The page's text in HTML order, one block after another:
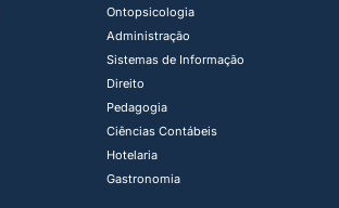
Ontopsicologia ​
Administração​
Sistemas de Informação​
Direito​
Pedagogia
Ciências Contábeis
Hotelaria
Gastronomia